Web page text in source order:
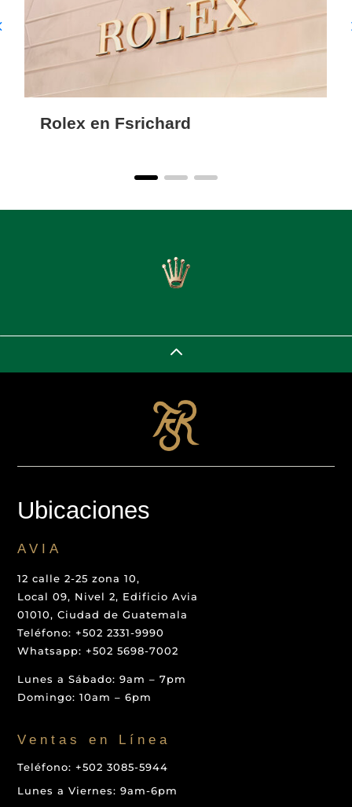
Rolex en Fsrichard
2
Ubicaciones
AVIA
12 calle 2-25 zona 10,
Local 09, Nivel 2, Edificio Avia
01010, Ciudad de Guatemala
Teléfono: +502 2331-9990
Whatsapp: +502 5698-7002
Lunes a Sábado: 9am – 7pm
Domingo: 10am – 6pm
Ventas en Línea
Teléfono: +502 3085-5944
Lunes a Viernes: 9am-6pm